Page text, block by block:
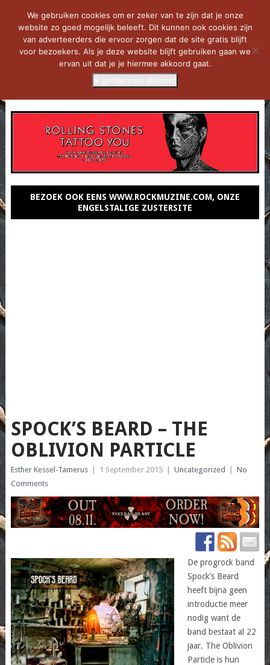
BEZOEK OOK EENS WWW.ROCKMUZINE.COM, ONZE
ENGELSTALIGE ZUSTERSITE
SPOCK’S BEARD – THE
OBLIVION PARTICLE
Esther Kessel-Tamerus 1 September 2015 Uncategorized
No
Comments
De progrock band
Spock’s Beard
heeft bijna geen
introductie meer
nodig want de
band bestaat al 22
jaar. The Oblivion
Particle is hun
We gebruiken cookies om er zeker van te zijn dat je onze
website zo goed mogelijk beleeft. Dit kunnen ook cookies zijn
van adverteerders die ervoor zorgen dat de site gratis blijft
voor bezoekers. Als je deze website blijft gebruiken gaan we
ervan uit dat je je hiermee akkoord gaat.
Ik ga hiermee akkoord